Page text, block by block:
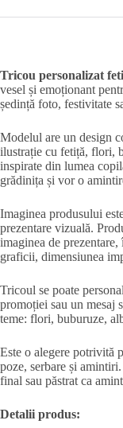
Tricou personalizat
vesel și emoționant
ședință foto, festivitate
Modelul are un design
ilustrație cu fetiță, flori,
inspirate din lumea
grădinița și vor o
Imaginea produsului
prezentare vizuală.
imaginea de
graficii, dimensiunea
Tricoul se poate
promoției sau un mesaj
teme: flori, buburuze,
Este o alegere potrivită
poze, serbare și
final sau păstrat ca
Detalii produs: